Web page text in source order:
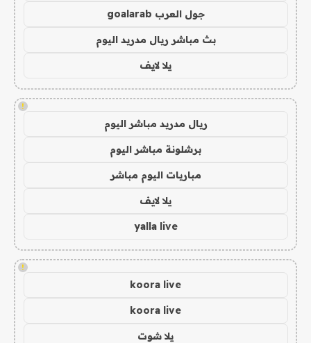
جول العرب goalarab
بث مباشر ريال مدريد اليوم
يلا لايف
!
ريال مدريد مباشر اليوم
برشلونة مباشر اليوم
مباريات اليوم مباشر
يلا لايف
yalla live
!
koora live
koora live
يلا شوت